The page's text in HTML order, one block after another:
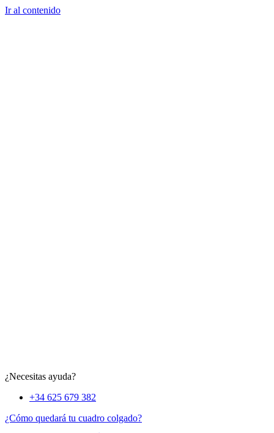
Ir al contenido
¿Necesitas ayuda?
+34 625 679 382
¿Cómo quedará tu cuadro colgado?